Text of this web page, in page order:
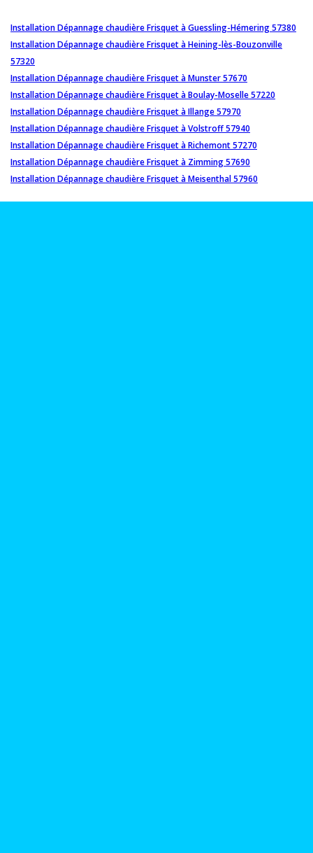
Installation Dépannage chaudière Frisquet à Guessling-Hémering 57380
Installation Dépannage chaudière Frisquet à Heining-lès-Bouzonville
57320
Installation Dépannage chaudière Frisquet à Munster 57670
Installation Dépannage chaudière Frisquet à Boulay-Moselle 57220
Installation Dépannage chaudière Frisquet à Illange 57970
Installation Dépannage chaudière Frisquet à Volstroff 57940
Installation Dépannage chaudière Frisquet à Richemont 57270
Installation Dépannage chaudière Frisquet à Zimming 57690
Installation Dépannage chaudière Frisquet à Meisenthal 57960